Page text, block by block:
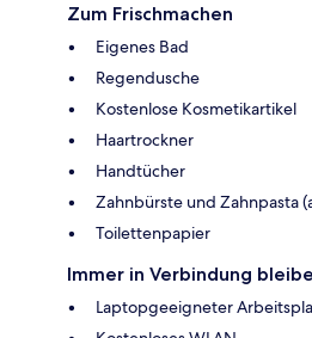
Zum Frischmachen
Eigenes Bad
Regendusche
Kostenlose Kosmetikartikel
Haartrockner
Handtücher
Zahnbürste und Zahnpasta
Toilettenpapier
Immer in Verbindung
Laptopgeeigneter